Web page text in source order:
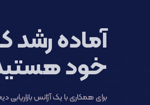
آماده رشد
خود
برای همکاری با یک آژانس بازاریابی